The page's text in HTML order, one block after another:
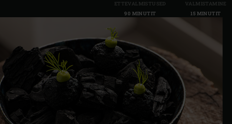
Greece | Ελλάδα
Hungary | Magyarország
ETTEVALMISTUSED
90 MINUTIT
VALMISTAMINE
15 MINUTIT